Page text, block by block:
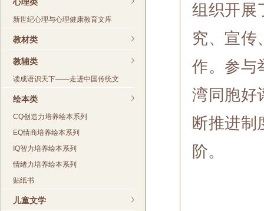
新世纪心理与心理健康教育文库
教材类
教辅类
读成语识天下——走进中国传统文
绘本类
CQ创造力培养绘本系列
EQ情商培养绘本系列
IQ智力培养绘本系列
情绪力培养绘本系列
贴纸书
儿童文学
组织开展
究、宣传
作。参与
湾同胞好
断推进制
阶。